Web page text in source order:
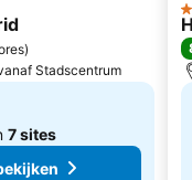
Kasteel
Passendale
)
Stadscentrum
7 sites